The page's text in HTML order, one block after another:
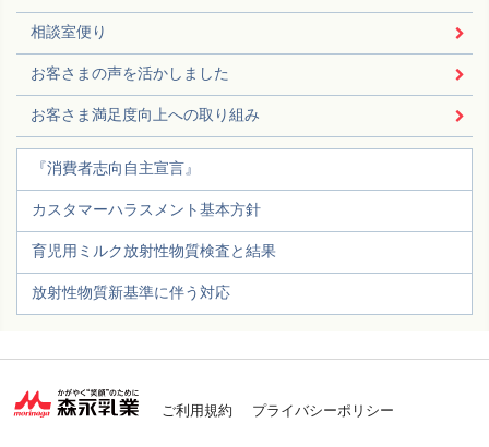
相談室便り
お客さまの声を活かしました
お客さま満足度向上への取り組み
『消費者志向自主宣言』
カスタマーハラスメント基本方針
育児用ミルク放射性物質検査と結果
放射性物質新基準に伴う対応
ご利用規約 プライバシーポリシー